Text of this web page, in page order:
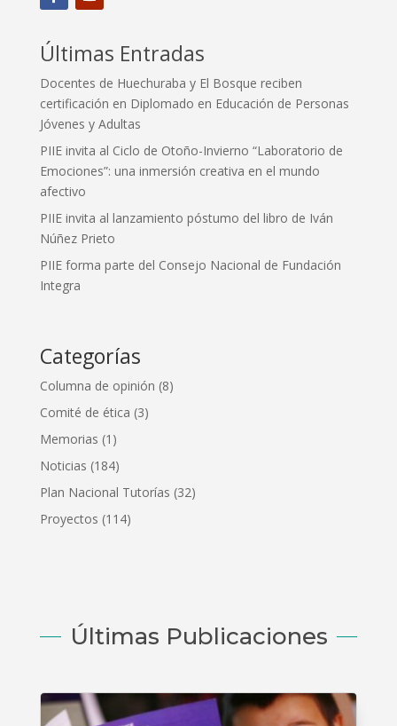
Últimas Entradas
Docentes de Huechuraba y El Bosque reciben
certificación en Diplomado en Educación de Personas
Jóvenes y Adultas
PIIE invita al Ciclo de Otoño-Invierno “Laboratorio de
Emociones”: una inmersión creativa en el mundo
afectivo
PIIE invita al lanzamiento póstumo del libro de Iván
Núñez Prieto
PIIE forma parte del Consejo Nacional de Fundación
Integra
Categorías
Columna de opinión (8)
Comité de ética (3)
Memorias (1)
Noticias (184)
Plan Nacional Tutorías (32)
Proyectos (114)
Últimas Publicaciones